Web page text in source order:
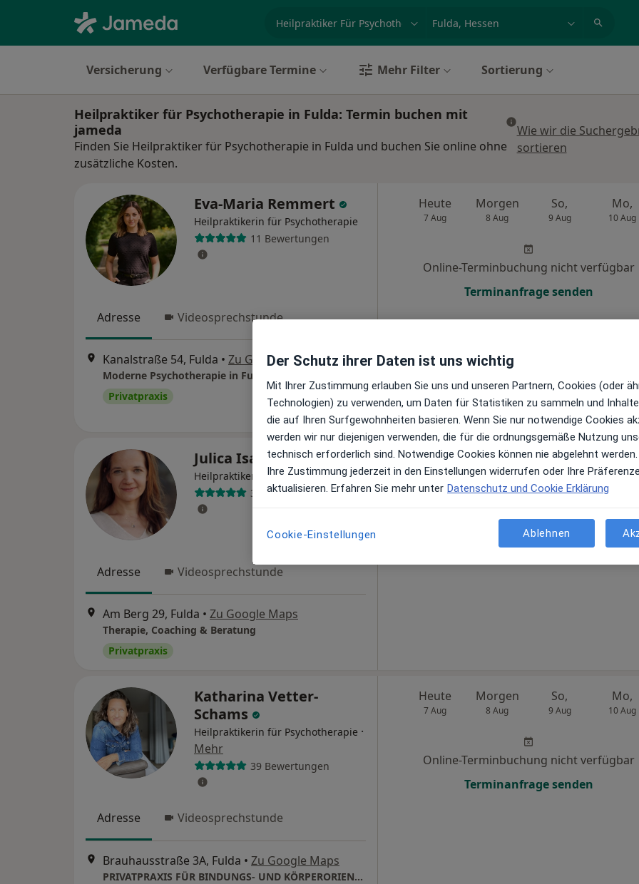
Versicherung Verfügbare Termine Mehr Filter Sortierung
Heilpraktiker für Psychotherapie in Fulda: Termin buchen mit
jameda
Finden Sie Heilpraktiker für Psychotherapie in Fulda und buchen Sie online ohne
zusätzliche Kosten.
Wie wir die
sortieren
Eva-Maria Remmert
Heilpraktikerin für Psychotherapie
11 Bewertungen
Adresse Videosprechstunde
Kanalstraße 54, Fulda • Zu Google Maps
Privatpraxis
Heute
7 Aug
Morgen
8 Aug
So,
9 Aug
Mo,
10 Aug
Online-Terminbuchung nicht verfügbar
Terminanfrage senden
Julica Isabell Coch
Heilpraktikerin für Psychotherapie
33 Bewertungen
Adresse Videosprechstunde
Am Berg 29, Fulda • Zu Google Maps
Therapie, Coaching & Beratung
Privatpraxis
Heute
7 Aug
Morgen
8 Aug
So,
9 Aug
Mo,
10 Aug
Online-Terminbuchung nicht verfügbar
Telefonnummer anzeigen
Katharina Vetter-
Schams
Heilpraktikerin für Psychotherapie ·
Mehr
39 Bewertungen
Adresse Videosprechstunde
Brauhausstraße 3A, Fulda • Zu Google Maps
PRIVATPRAXIS FÜR BINDUNGS- UND KÖRPERORIENTIERTE TRAUMATHERAPIE FULDa
Heute
7 Aug
Morgen
8 Aug
So,
9 Aug
Mo,
10 Aug
Online-Terminbuchung nicht verfügbar
Terminanfrage senden
Der Schutz ihrer Daten ist uns wichtig
Mit Ihrer Zustimmung erlauben Sie uns und unseren Partnern, Cookies (oder
Technologien) zu verwenden, um Daten für Statistiken zu sammeln und
die auf Ihren Surfgewohnheiten basieren. Wenn Sie nur notwendige Cookies
werden wir nur diejenigen verwenden, die für die ordnungsgemäße Nutzung
technisch erforderlich sind. Notwendige Cookies können nie abgelehnt werden.
Ihre Zustimmung jederzeit in den Einstellungen widerrufen oder Ihre
aktualisieren. Erfahren Sie mehr unter Datenschutz und Cookie Erklärung
Cookie-Einstellungen Ablehnen